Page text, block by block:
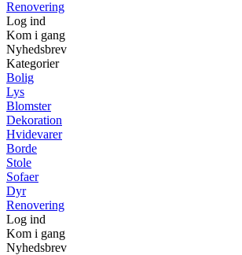
Renovering
Log ind
Kom i gang
Nyhedsbrev
Kategorier
Bolig
Lys
Blomster
Dekoration
Hvidevarer
Borde
Stole
Sofaer
Dyr
Renovering
Log ind
Kom i gang
Nyhedsbrev